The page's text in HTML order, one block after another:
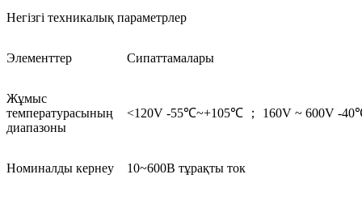
Негізгі техникалық параметрлер
Элементтер Сипаттамалары
Жұмыс
температурасының
диапазоны
<120V -55℃~+105℃ ； 160V ~ 600V -
Номиналды кернеу 10~600В тұрақты ток